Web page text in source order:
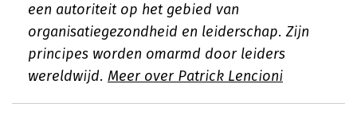
een autoriteit op het gebied van
organisatiegezondheid en leiderschap. Zijn
principes worden omarmd door leiders
wereldwijd. Meer over Patrick Lencioni